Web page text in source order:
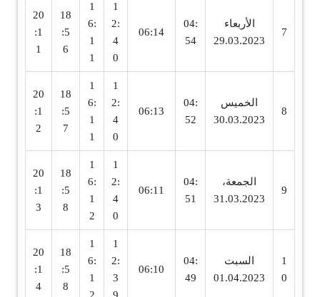
7
الأربعاء
29.03.2023
04:
54
06:14
1
2:
4
0
1
6:
1
1
18
:5
6
20
:1
1
8
الخميس
30.03.2023
04:
52
06:13
1
2:
4
0
1
6:
1
1
18
:5
7
20
:1
2
9
الجمعة،
31.03.2023
04:
51
06:11
1
2:
4
0
1
6:
1
2
18
:5
8
20
:1
3
1
0
السبت
01.04.2023
04:
49
06:10
1
2:
3
1
6:
1
18
:5
8
20
:1
4